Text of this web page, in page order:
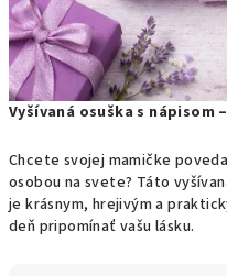
Vyšívaná osuška s nápisom
Chcete svojej mamičke
osobou na svete? Táto
je krásnym, hrejivým a
deň pripomínať vašu lásku.